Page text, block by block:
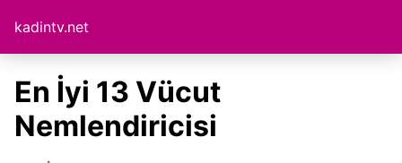
kadintv.net
En İyi 13 Vücut
Nemlendiricisi